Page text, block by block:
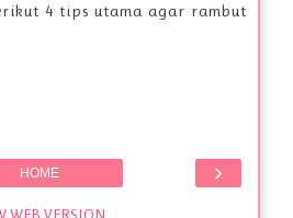
4 tips utama agar rambut
›
HOME